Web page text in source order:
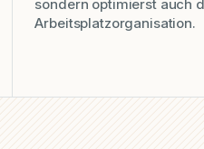
sondern optimierst auch
Arbeitsplatzorganisation.